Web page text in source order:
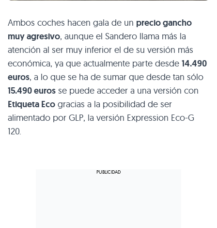
Ambos coches hacen gala de un precio gancho
muy agresivo, aunque el Sandero llama más la
atención al ser muy inferior el de su versión más
económica, ya que actualmente parte desde 14.490
euros, a lo que se ha de sumar que desde tan sólo
15.490 euros se puede acceder a una versión con
Etiqueta Eco gracias a la posibilidad de ser
alimentado por GLP, la versión Expression Eco-G
120.